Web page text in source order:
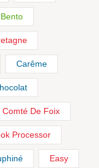
Carême
Comté De Foix
Processor
Easy